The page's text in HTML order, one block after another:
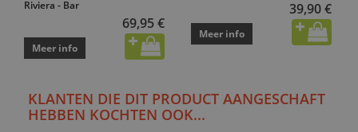
Riviera - Bar
69,95 €
Meer info
39,90 €
Meer info
KLANTEN DIE DIT PRODUCT AANGESCHAFT
HEBBEN KOCHTEN OOK...